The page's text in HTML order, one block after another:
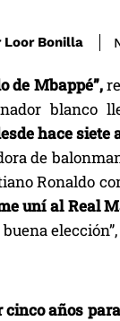
Loor Bonilla
de Mbappé”,
blanco
hace siete
de
Ronaldo
uní al Real
cinco años